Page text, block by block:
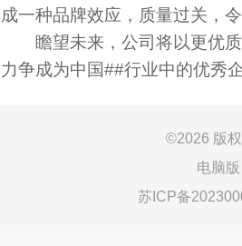
成一种品牌效应，质量过关，令
瞻望未来，公司将以更优质
力争成为中国##行业中的优秀
©2026 版
电脑版
苏ICP备